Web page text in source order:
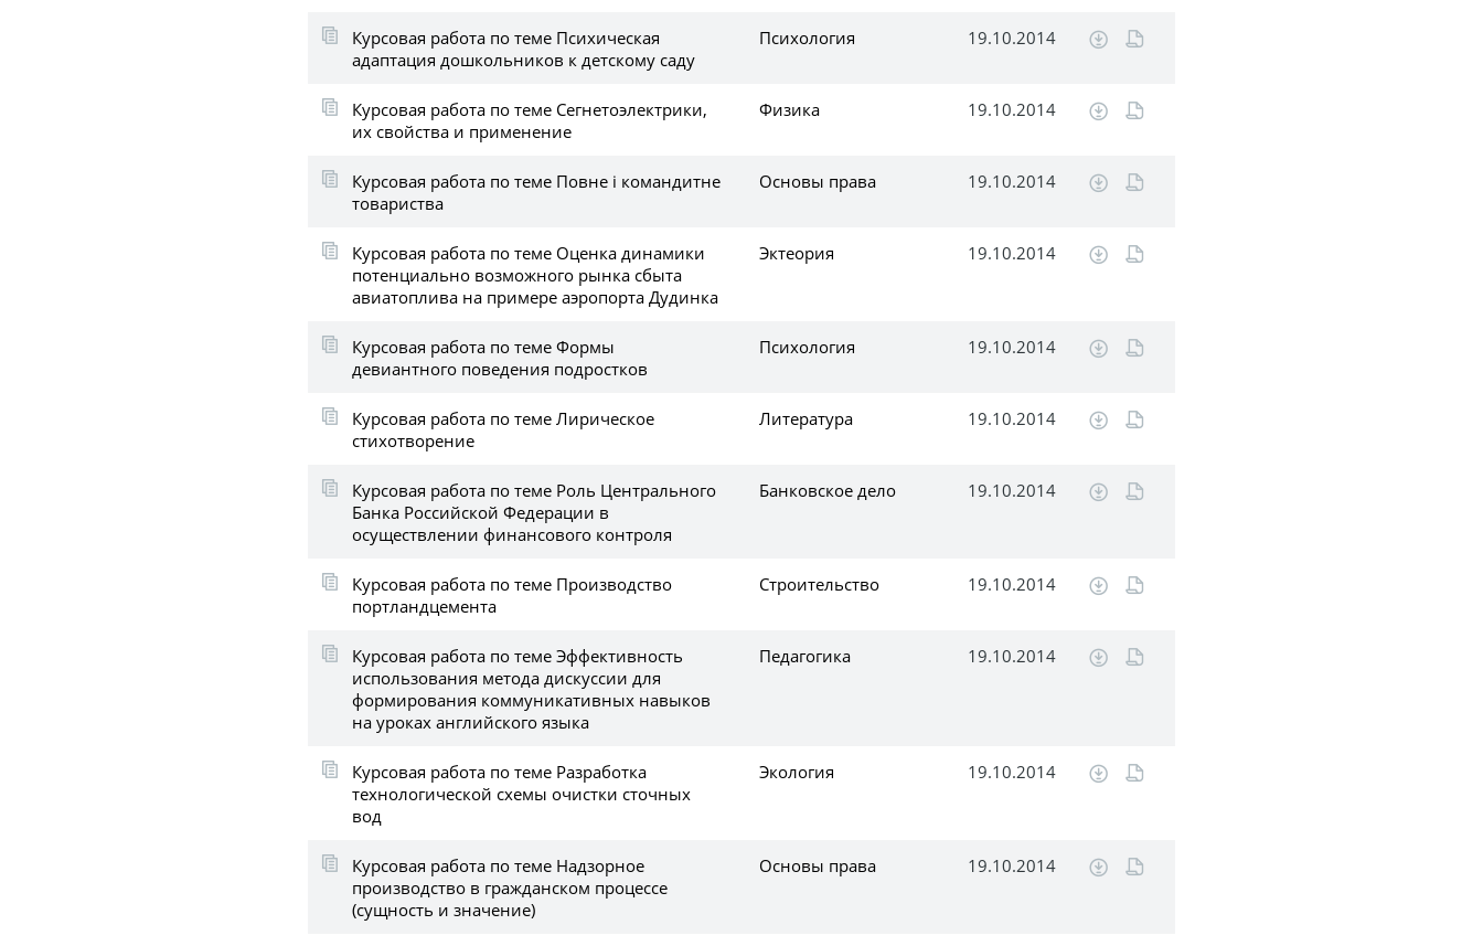
Курсовая работа по теме Психическая
адаптация дошкольников к детскому саду
Психология 19.10.2014
Курсовая работа по теме Сегнетоэлектрики,
их свойства и применение
Физика 19.10.2014
Курсовая работа по теме Повне і командитне
товариства
Основы права 19.10.2014
Курсовая работа по теме Оценка динамики
потенциально возможного рынка сбыта
авиатоплива на примере аэропорта Дудинка
Эктеория 19.10.2014
Курсовая работа по теме Формы
девиантного поведения подростков
Психология 19.10.2014
Курсовая работа по теме Лирическое
стихотворение
Литература 19.10.2014
Курсовая работа по теме Роль Центрального
Банка Российской Федерации в
осуществлении финансового контроля
Банковское дело 19.10.2014
Курсовая работа по теме Производство
портландцемента
Строительство 19.10.2014
Курсовая работа по теме Эффективность
использования метода дискуссии для
формирования коммуникативных навыков
на уроках английского языка
Педагогика 19.10.2014
Курсовая работа по теме Разработка
технологической схемы очистки сточных
вод
Экология 19.10.2014
Курсовая работа по теме Надзорное
производство в гражданском процессе
(сущность и значение)
Основы права 19.10.2014